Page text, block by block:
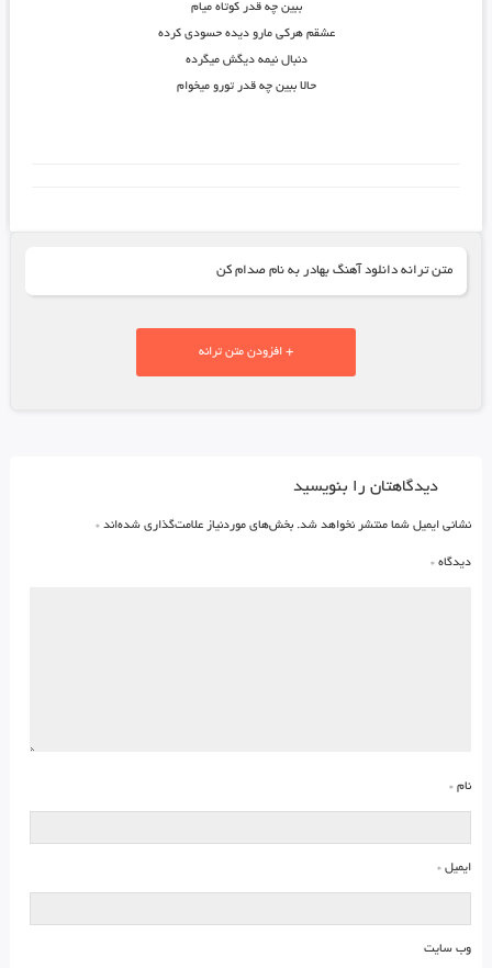
ببین چه قدر کوتاه میام
عشقم هرکی مارو دیده حسودی کرده
دنبال نیمه دیگش میگرده
حالا ببین چه قدر تورو میخوام
متن ترانه دانلود آهنگ بهادر به نام صدام کن
+ افزودن متن ترانه
دیدگاهتان را بنویسید
نشانی ایمیل شما منتشر نخواهد شد. بخش‌های موردنیاز علامت‌گذاری شده‌اند *
دیدگاه *
نام *
ایمیل *
وب‌ سایت